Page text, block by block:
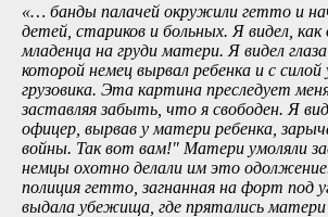
«… банды палачей окружили гетто и
детей, стариков и больных. Я видел, как
младенца на груди матери. Я видел
которой немец вырвал ребенка и с силой
грузовика. Эта картина преследует
заставляя забыть, что я свободен. Я
офицер, вырвав у матери ребенка,
войны. Так вот вам!" Матери умоляли
немцы охотно делали им это
полиция гетто, загнанная на форт под
выдала убежища, где прятались